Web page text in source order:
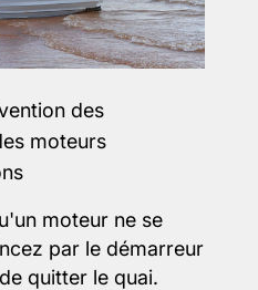
des
moteurs
moteur ne se
par le démarreur
quitter le quai.